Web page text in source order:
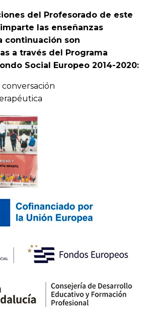
del Profesorado de este
las enseñanzas
continuación son
a través del Programa
Social Europeo 2014-2020: